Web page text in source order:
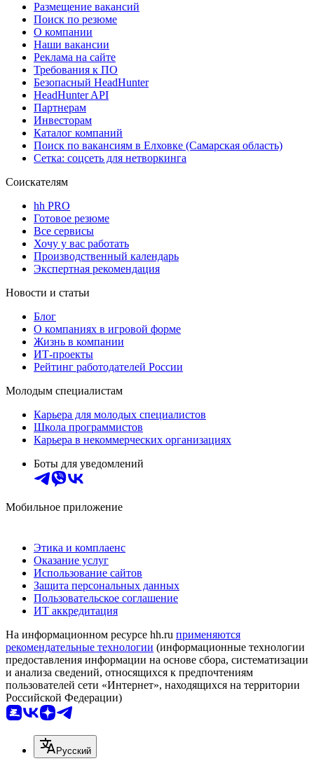
Размещение вакансий
Поиск по резюме
О компании
Наши вакансии
Реклама на сайте
Требования к ПО
Безопасный HeadHunter
HeadHunter API
Партнерам
Инвесторам
Каталог компаний
Поиск по вакансиям в Елховке (Самарская область)
Сетка: соцсеть для нетворкинга
Соискателям
hh PRO
Готовое резюме
Все сервисы
Хочу у вас работать
Производственный календарь
Экспертная рекомендация
Новости и статьи
Блог
О компаниях в игровой форме
Жизнь в компании
ИТ-проекты
Рейтинг работодателей России
Молодым специалистам
Карьера для молодых специалистов
Школа программистов
Карьера в некоммерческих организациях
Боты для уведомлений
Мобильное приложение
Этика и комплаенс
Оказание услуг
Использование сайтов
Защита персональных данных
Пользовательское соглашение
ИТ аккредитация
На информационном ресурсе hh.ru применяются
рекомендательные технологии (информационные технологии
предоставления информации на основе сбора, систематизации
и анализа сведений, относящихся к предпочтениям
пользователей сети «Интернет», находящихся на территории
Российской Федерации)
Русский